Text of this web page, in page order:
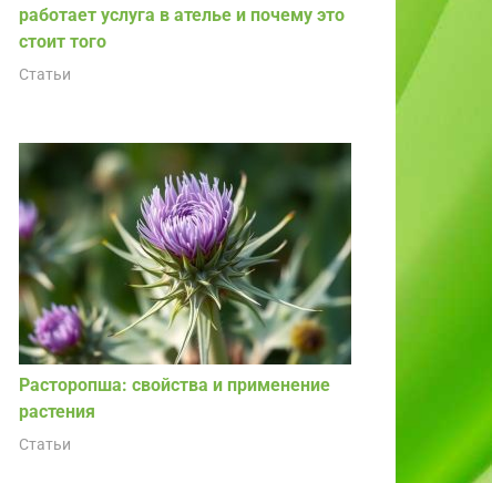
работает услуга в ателье и почему это
стоит того
Статьи
Расторопша: свойства и применение
растения
Статьи